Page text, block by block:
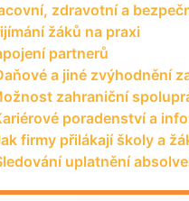
zdravotní a
žáků na praxi
partnerů
a jiné zvýhodnění
zahraniční
poradenství a
firmy přilákají školy a
uplatnění